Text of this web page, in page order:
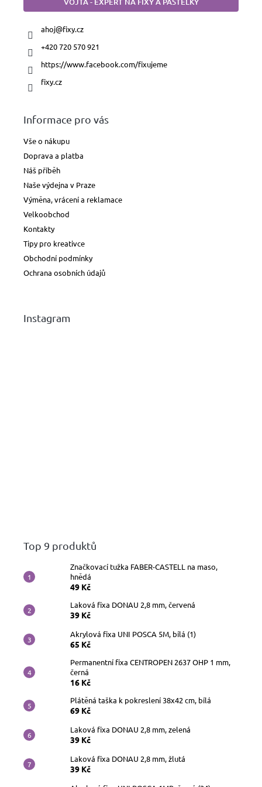
ahoj@fixy.cz
+420 720 570 921
https://www.facebook.com/fixujeme
fixy.cz
Informace pro vás
Vše o nákupu
Doprava a platba
Náš příběh
Naše výdejna v Praze
Výměna, vrácení a reklamace
Velkoobchod
Kontakty
Tipy pro kreativce
Obchodní podmínky
Ochrana osobních údajů
Instagram
Top 9 produktů
Značkovací tužka FABER-CASTELL na maso,
hnědá
49 Kč
Laková fixa DONAU 2,8 mm, červená
39 Kč
Akrylová fixa UNI POSCA 5M, bílá (1)
65 Kč
Permanentní fixa CENTROPEN 2637 OHP 1 mm,
černá
16 Kč
Plátěná taška k pokreslení 38x42 cm, bílá
69 Kč
Laková fixa DONAU 2,8 mm, zelená
39 Kč
Laková fixa DONAU 2,8 mm, žlutá
39 Kč